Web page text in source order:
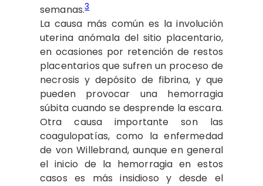
semanas.3
La causa más común es la involución
uterina anómala del sitio placentario,
en ocasiones por retención de restos
placentarios que sufren un proceso de
necrosis y depósito de fibrina, y que
pueden provocar una hemorragia
súbita cuando se desprende la escara.
Otra causa importante son las
coagulopatías, como la enfermedad
de von Willebrand, aunque en general
el inicio de la hemorragia en estos
casos es más insidioso y desde el